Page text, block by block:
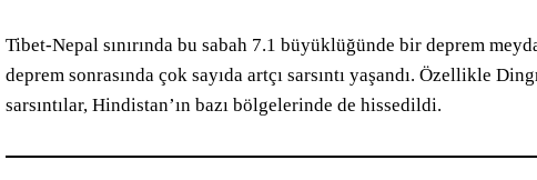
Tibet-Nepal sınırında bu sabah 7.1 büyüklüğünde bir deprem
deprem sonrasında çok sayıda artçı sarsıntı yaşandı. Özellikle
sarsıntılar, Hindistan’ın bazı bölgelerinde de hissedildi.